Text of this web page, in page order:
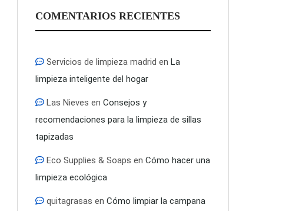
COMENTARIOS RECIENTES
Servicios de limpieza madrid en La
limpieza inteligente del hogar
Las Nieves en Consejos y
recomendaciones para la limpieza de sillas
tapizadas
Eco Supplies & Soaps en Cómo hacer una
limpieza ecológica
quitagrasas en Cómo limpiar la campana